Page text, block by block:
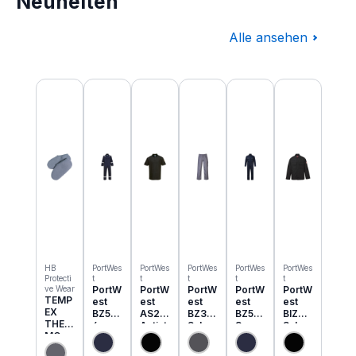
Alle ansehen
Produktgalerie überspringen
HB
Protecti
ve Wear
TEMP
EX
THER
MO
Einzie
PortWes
t
PortW
est
BZ50
6
Classi
c
PortWes
t
PortW
est
AS21
Antist
atik
ESD
PortWes
t
PortW
est
BZ31
Schw
eisser
Cargo
PortWes
t
PortW
est
BZ52
3
Bizwe
ld
PortWes
t
PortW
est
BIZ2
Schw
eisser
Jacke